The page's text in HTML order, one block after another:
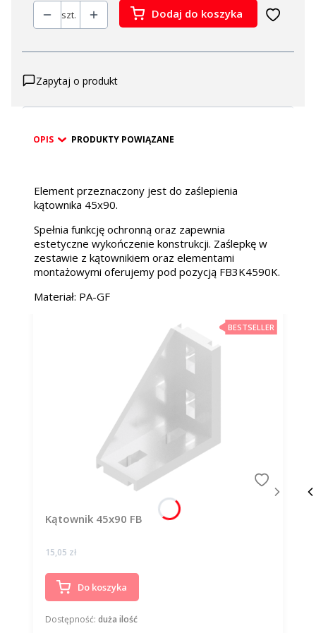
szt. Dodaj do koszyka
Zapytaj o produkt
OPIS PRODUKTY POWIĄZANE
Element przeznaczony jest do zaślepienia
kątownika 45x90.
Spełnia funkcję ochronną oraz zapewnia
estetyczne wykończenie konstrukcji. Zaślepkę w
zestawie z kątownikiem oraz elementami
montażowymi oferujemy pod pozycją FB3K4590K.
Materiał: PA-GF
BESTSELLER
Kątownik 45x90 FB
Cena
15,05 zł
Do koszyka
Dostępność: duża ilość